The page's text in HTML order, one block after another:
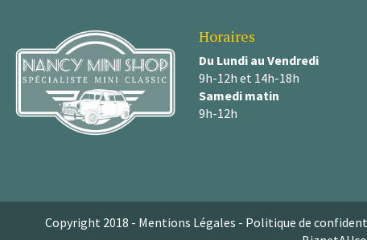
Horaires
Du Lundi au Vendredi
9h-12h et 14h-18h
Samedi matin
9h-12h
Copyright 2018 - Mentions Légales - Politique de